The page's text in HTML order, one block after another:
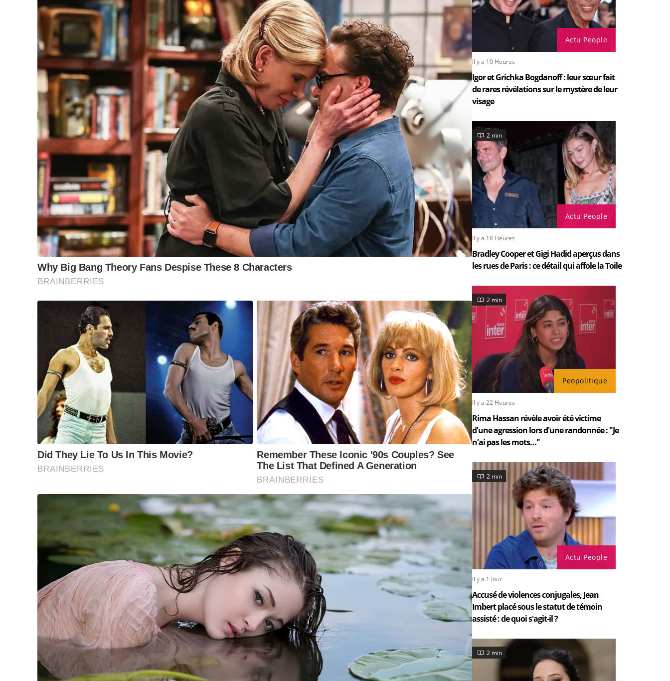
Actu People
Il y a 10 Heures
Igor et Grichka Bogdanoff : leur sœur fait
de rares révélations sur le mystère de leur
visage
Actu People
2 min
Il y a 18 Heures
Bradley Cooper et Gigi Hadid aperçus dans
les rues de Paris : ce détail qui affole la Toile
Peopolitique
2 min
Il y a 22 Heures
Rima Hassan révèle avoir été victime
d'une agression lors d'une randonnée : "Je
n'ai pas les mots…"
Actu People
2 min
Il y a 1 Jour
Accusé de violences conjugales, Jean
Imbert placé sous le statut de témoin
assisté : de quoi s'agit-il ?
2 min